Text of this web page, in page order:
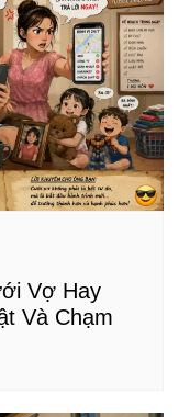
Vợ Hay
Và Chạm